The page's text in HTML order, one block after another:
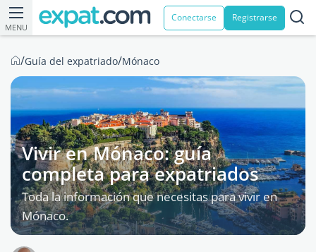
MENU
Conectarse Registrarse
/Guía del expatriado/Mónaco
Vivir en Mónaco: guía
completa para expatriados
Toda la información que necesitas para vivir en
Mónaco.